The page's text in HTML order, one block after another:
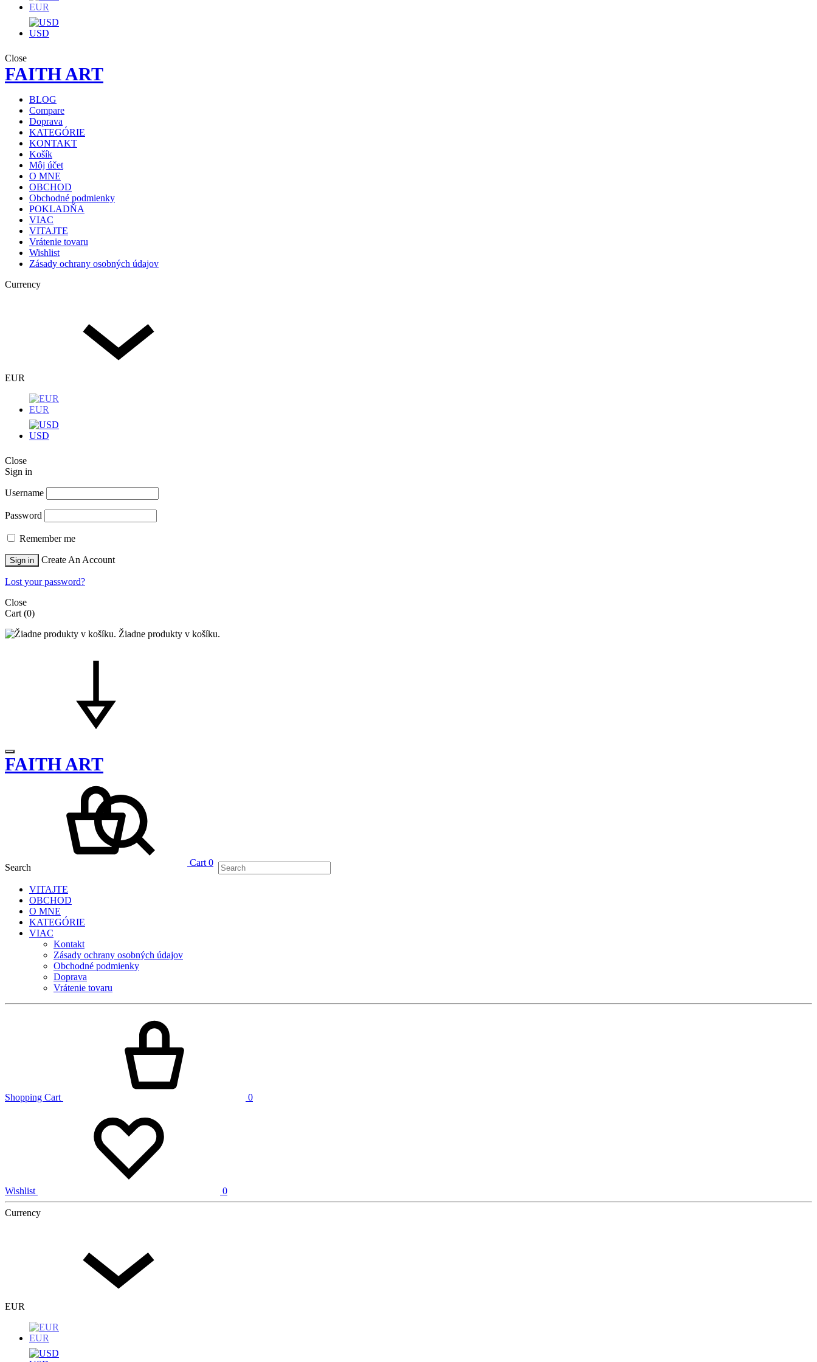
EUR
USD
Close
FAITH ART
BLOG
Compare
Doprava
KATEGÓRIE
KONTAKT
Košík
Môj účet
O MNE
OBCHOD
Obchodné podmienky
POKLADŇA
VIAC
VITAJTE
Vrátenie tovaru
Wishlist
Zásady ochrany osobných údajov
Currency
EUR
EUR
USD
Close
Sign in
Username
Password
Remember me
Sign in Create An Account
Lost your password?
Close
Cart (0)
Žiadne produkty v košíku.
FAITH ART
Cart 0
Search
VITAJTE
OBCHOD
O MNE
KATEGÓRIE
VIAC
Kontakt
Zásady ochrany osobných údajov
Obchodné podmienky
Doprava
Vrátenie tovaru
Shopping Cart 0
Wishlist 0
Currency
EUR
EUR